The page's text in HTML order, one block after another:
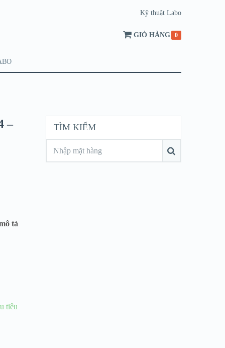
Kỹ thuật Labo
GIỎ HÀNG 0
–
tả
tiêu
TÌM KIẾM